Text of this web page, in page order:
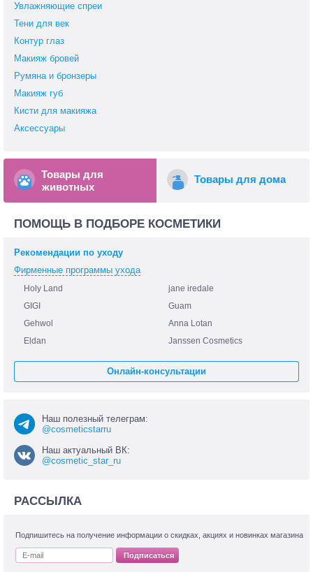
Увлажняющие спреи
Тени для век
Контур глаз
Макияж бровей
Румяна и бронзеры
Макияж губ
Кисти для макияжа
Аксессуары
Товары для
животных
Товары для дома
ПОМОЩЬ В ПОДБОРЕ КОСМЕТИКИ
Рекомендации по уходу
Фирменные программы ухода
Holy Land
jane iredale
GIGI
Guam
Gehwol
Anna Lotan
Eldan
Janssen Cosmetics
Онлайн-консультации
Наш полезный телеграм:
@cosmeticstarru
Наш актуальный ВК:
@cosmetic_star_ru
РАССЫЛКА
Подпишитесь на получение информации о скидках, акциях и новинках магазина
Подписаться